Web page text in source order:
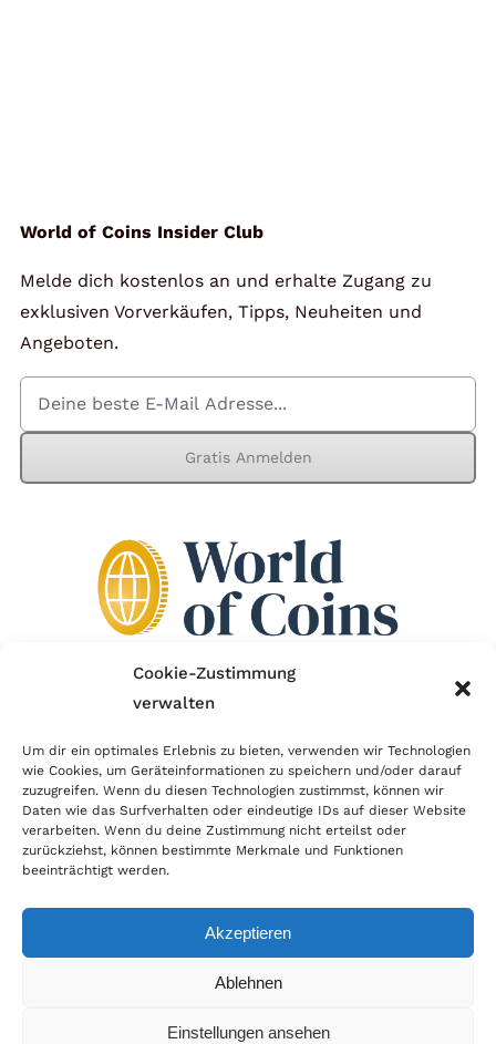
Cookie-Zustimmung
verwalten
Um dir ein optimales Erlebnis zu bieten, verwenden wir Technologien
wie Cookies, um Geräteinformationen zu speichern und/oder darauf
zuzugreifen. Wenn du diesen Technologien zustimmst, können wir
Daten wie das Surfverhalten oder eindeutige IDs auf dieser Website
verarbeiten. Wenn du deine Zustimmung nicht erteilst oder
zurückziehst, können bestimmte Merkmale und Funktionen
beeinträchtigt werden.
Akzeptieren
Ablehnen
Einstellungen ansehen
World of Coins Insider Club
Melde dich kostenlos an und erhalte Zugang zu
exklusiven Vorverkäufen, Tipps, Neuheiten und
Angeboten.
Gratis Anmelden
Der Händlerbund setzt sich für sicheren und
erfolgreichen E-Commerce ein. Auch wir sind wie
viele Onlineshops im Netz Mitglied im Händlerbund
und unterstützen fairen Onlinehandel.
Widerruf|Zahlung & Versand